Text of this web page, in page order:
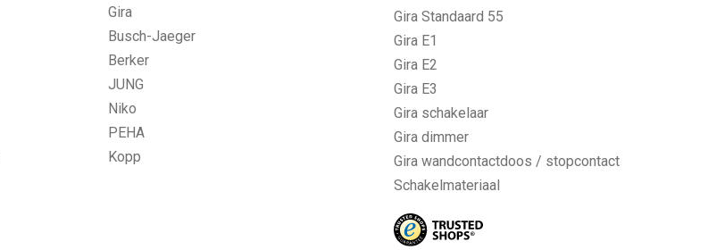
Gira
Busch-Jaeger
Berker
JUNG
Niko
PEHA
Kopp
Gira Standaard 55
Gira E1
Gira E2
Gira E3
Gira schakelaar
Gira dimmer
Gira wandcontactdoos / stopcontact
Schakelmateriaal